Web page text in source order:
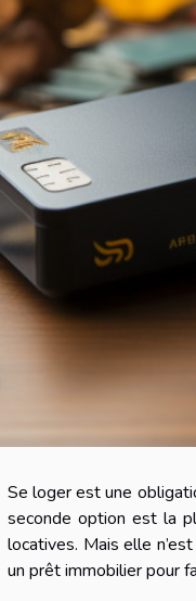
Se loger est une
seconde option est la
locatives. Mais elle
un prêt immobilier pour